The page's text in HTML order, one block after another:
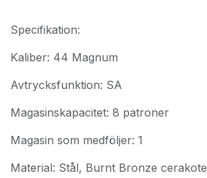
Specifikation:
Kaliber: 44 Magnum
Avtrycksfunktion: SA
Magasinskapacitet: 8 patroner
Magasin som medföljer: 1
Material: Stål, Burnt Bronze cerakote